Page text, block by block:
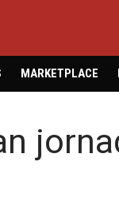
MARKETPLACE